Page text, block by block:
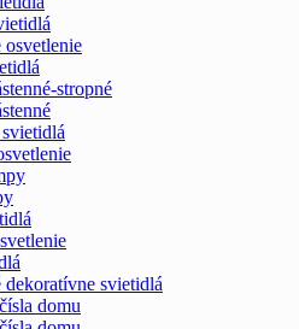
osvetlenie
stropné
dekoratívne svietidlá
domu